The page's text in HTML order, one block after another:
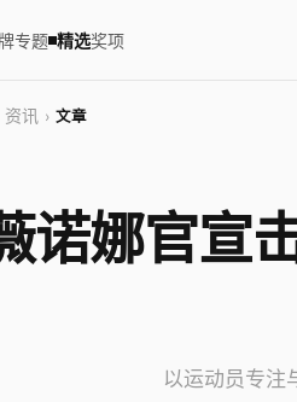
专题 精选奖项
资讯 › 文章
诺娜官宣
以运动员专注